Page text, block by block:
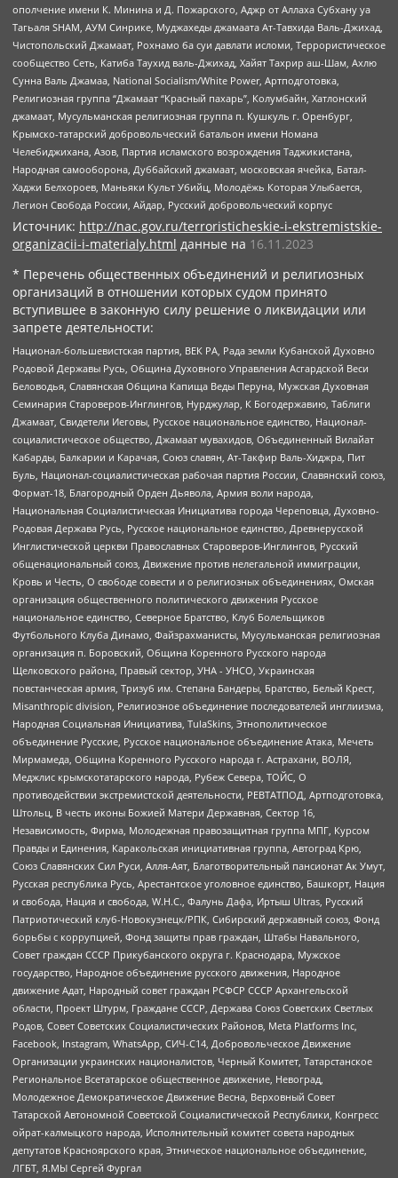
ополчение имени К. Минина и Д. Пожарского, Аджр от Аллаха Субхану уа
Тагьаля SHAM, АУМ Синрике, Муджахеды джамаата Ат-Тавхида Валь-Джихад,
Чистопольский Джамаат, Рохнамо ба суи давлати исломи, Террористическое
сообщество Сеть, Катиба Таухид валь-Джихад, Хайят Тахрир аш-Шам, Ахлю
Сунна Валь Джамаа, National Socialism/White Power, Артподготовка,
Религиозная группа “Джамаат “Красный пахарь”, Колумбайн, Хатлонский
джамаат, Мусульманская религиозная группа п. Кушкуль г. Оренбург,
Крымско-татарский добровольческий батальон имени Номана
Челебиджихана, Азов, Партия исламского возрождения Таджикистана,
Народная самооборона, Дуббайский джамаат, московская ячейка, Батал-
Хаджи Белхороев, Маньяки Культ Убийц, Молодёжь Которая Улыбается,
Легион Свобода России, Айдар, Русский добровольческий корпус
Источник: http://nac.gov.ru/terroristicheskie-i-ekstremistskie-
organizacii-i-materialy.html данные на 16.11.2023
* Перечень общественных объединений и религиозных
организаций в отношении которых судом принято
вступившее в законную силу решение о ликвидации или
запрете деятельности:
Национал-большевистская партия, ВЕК РА, Рада земли Кубанской Духовно
Родовой Державы Русь, Община Духовного Управления Асгардской Веси
Беловодья, Славянская Община Капища Веды Перуна, Мужская Духовная
Семинария Староверов-Инглингов, Нурджулар, К Богодержавию, Таблиги
Джамаат, Свидетели Иеговы, Русское национальное единство, Национал-
социалистическое общество, Джамаат мувахидов, Объединенный Вилайат
Кабарды, Балкарии и Карачая, Союз славян, Ат-Такфир Валь-Хиджра, Пит
Буль, Национал-социалистическая рабочая партия России, Славянский союз,
Формат-18, Благородный Орден Дьявола, Армия воли народа,
Национальная Социалистическая Инициатива города Череповца, Духовно-
Родовая Держава Русь, Русское национальное единство, Древнерусской
Инглистической церкви Православных Староверов-Инглингов, Русский
общенациональный союз, Движение против нелегальной иммиграции,
Кровь и Честь, О свободе совести и о религиозных объединениях, Омская
организация общественного политического движения Русское
национальное единство, Северное Братство, Клуб Болельщиков
Футбольного Клуба Динамо, Файзрахманисты, Мусульманская религиозная
организация п. Боровский, Община Коренного Русского народа
Щелковского района, Правый сектор, УНА - УНСО, Украинская
повстанческая армия, Тризуб им. Степана Бандеры, Братство, Белый Крест,
Misanthropic division, Религиозное объединение последователей инглиизма,
Народная Социальная Инициатива, TulaSkins, Этнополитическое
объединение Русские, Русское национальное объединение Атака, Мечеть
Мирмамеда, Община Коренного Русского народа г. Астрахани, ВОЛЯ,
Меджлис крымскотатарского народа, Рубеж Севера, ТОЙС, О
противодействии экстремистской деятельности, РЕВТАТПОД, Артподготовка,
Штольц, В честь иконы Божией Матери Державная, Сектор 16,
Независимость, Фирма, Молодежная правозащитная группа МПГ, Курсом
Правды и Единения, Каракольская инициативная группа, Автоград Крю,
Союз Славянских Сил Руси, Алля-Аят, Благотворительный пансионат Ак Умут,
Русская республика Русь, Арестантское уголовное единство, Башкорт, Нация
и свобода, Нация и свобода, W.H.С., Фалунь Дафа, Иртыш Ultras, Русский
Патриотический клуб-Новокузнецк/РПК, Сибирский державный союз, Фонд
борьбы с коррупцией, Фонд защиты прав граждан, Штабы Навального,
Совет граждан СССР Прикубанского округа г. Краснодара, Мужское
государство, Народное объединение русского движения, Народное
движение Адат, Народный совет граждан РСФСР СССР Архангельской
области, Проект Штурм, Граждане СССР, Держава Союз Советских Светлых
Родов, Совет Советских Социалистических Районов, Meta Platforms Inc,
Facebook, Instagram, WhatsApp, СИЧ-С14, Добровольческое Движение
Организации украинских националистов, Черный Комитет, Татарстанское
Региональное Всетатарское общественное движение, Невоград,
Молодежное Демократическое Движение Весна, Верховный Совет
Татарской Автономной Советской Социалистической Республики, Конгресс
ойрат-калмыцкого народа, Исполнительный комитет совета народных
депутатов Красноярского края, Этническое национальное объединение,
ЛГБТ, Я.МЫ Сергей Фургал